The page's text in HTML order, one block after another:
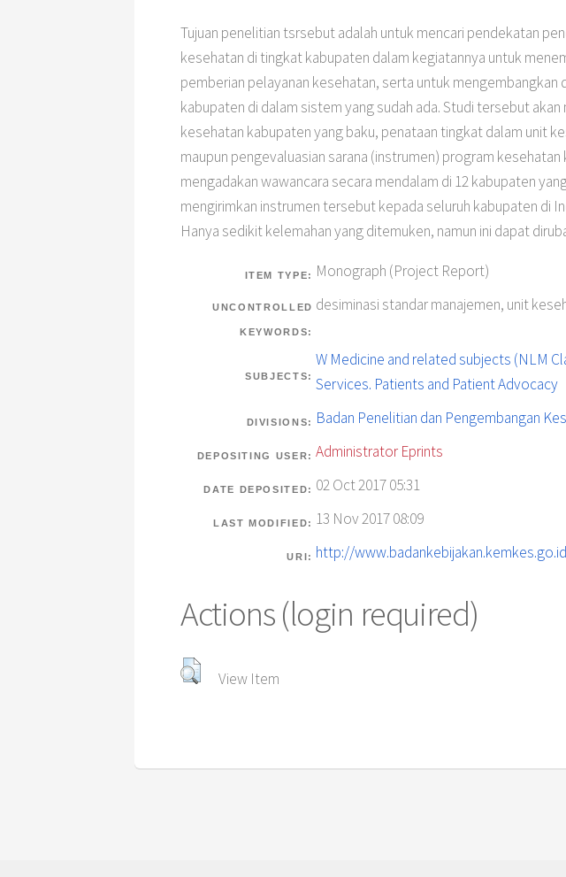
Tujuan penelitian tsrsebut adalah untuk mencari pendekatan
kesehatan di tingkat kabupaten dalam kegiatannya untuk
pemberian pelayanan kesehatan, serta untuk
kabupaten di dalam sistem yang sudah ada. Studi tersebut
kesehatan kabupaten yang baku, penataan tingkat dalam unit
maupun pengevaluasian sarana (instrumen) program
mengadakan wawancara secara mendalam di 12 kabupaten
mengirimkan instrumen tersebut kepada seluruh kabupaten di
Hanya sedikit kelemahan yang ditemuken, namun ini dapat
ITEM TYPE: Monograph (Project Report)
UNCONTROLLED
KEYWORDS:
desiminasi standar manajemen, unit
SUBJECTS:
W Medicine and related subjects (NLM
Services. Patients and Patient Advocacy
DIVISIONS: Badan Penelitian dan Pengembangan
DEPOSITING USER: Administrator Eprints
DATE DEPOSITED: 02 Oct 2017 05:31
LAST MODIFIED: 13 Nov 2017 08:09
URI: http://
Actions (login required)
View Item